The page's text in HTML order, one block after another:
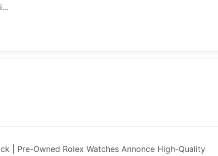
| Pre-Owned Rolex Watches Annonce High-Quality